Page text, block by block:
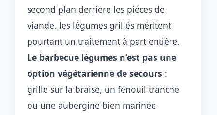
second plan derrière les pièces de
viande, les légumes grillés méritent
pourtant un traitement à part entière.
Le barbecue légumes n’est pas une
option végétarienne de secours :
grillé sur la braise, un fenouil tranché
ou une aubergine bien marinée